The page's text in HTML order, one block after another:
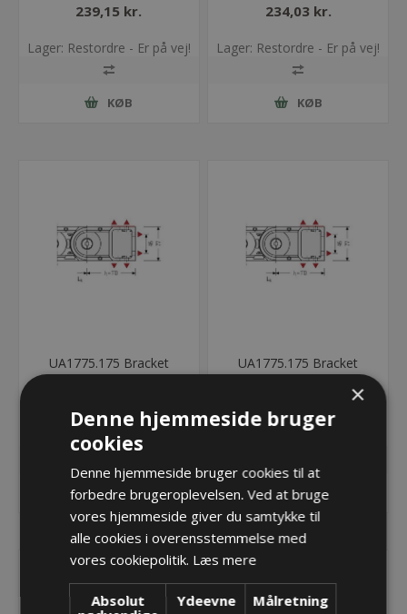
239,15 kr.
Lager: Restordre - Er på vej!
KØB
234,03 kr.
Lager: Restordre - Er på vej!
KØB
UA1775.175 Bracket
UMB FE
Lager: Restordre - Er på vej!
KØB
UA1775.175 Bracket
UMB ME
KØB
×
Denne hjemmeside bruger
cookies
Denne hjemmeside bruger cookies til at
forbedre brugeroplevelsen. Ved at bruge
vores hjemmeside giver du samtykke til
alle cookies i overensstemmelse med
vores cookiepolitik. Læs mere
Absolut
Ydeevne Målretning